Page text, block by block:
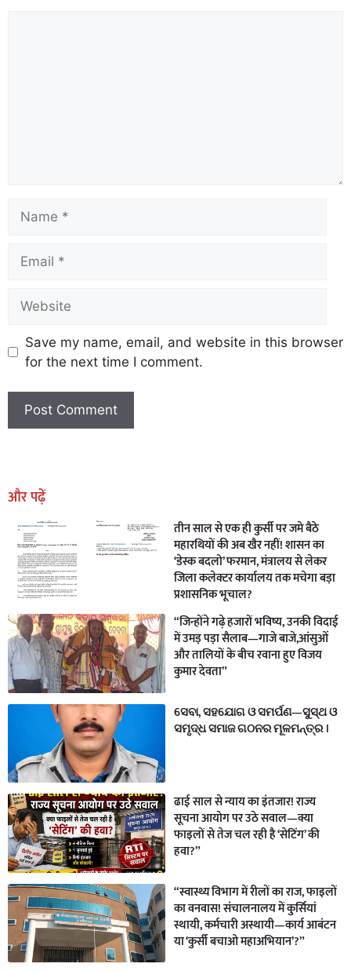
Save my name, email, and website in this browser
for the next time I comment.
और पढ़ें
तीन साल से एक ही कुर्सी पर जमे बैठे
महारथियों की अब खैर नहीं! शासन का
‘डेस्क बदलो’ फरमान, मंत्रालय से लेकर
जिला कलेक्टर कार्यालय तक मचेगा बड़ा
प्रशासनिक भूचाल?
“जिन्होंने गढ़े हजारों भविष्य, उनकी विदाई
में उमड़ पड़ा सैलाब—गाजे बाजे,आंसुओं
और तालियों के बीच रवाना हुए विजय
कुमार देवता”
ସେବା, ସହଯୋଗ ଓ ସମର୍ପଣ—ସୁସ୍ଥ ଓ
ସମୃଦ୍ଧ ସମାଜ ଗଠନର ମୂଳମନ୍ତ୍ର ।
ढाई साल से न्याय का इंतजार! राज्य
सूचना आयोग पर उठे सवाल—क्या
फाइलों से तेज चल रही है ‘सेटिंग’ की
हवा?”
“स्वास्थ्य विभाग में रीलों का राज, फाइलों
का वनवास! संचालनालय में कुर्सियां
स्थायी, कर्मचारी अस्थायी—कार्य आबंटन
या ‘कुर्सी बचाओ महाअभियान’?”